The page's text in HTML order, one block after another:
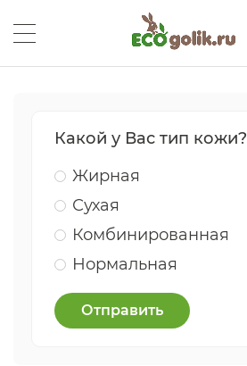
Какой у Вас тип кожи?
Жирная
Сухая
Комбинированная
Нормальная
Отправить